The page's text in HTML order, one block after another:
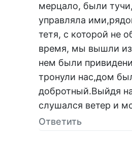
мерцало, были
управляла
тетя, с которой не
время, мы вышли из
нем были
тронули нас,дом
добротный.Выйдя
слушался ветер и
Ответить